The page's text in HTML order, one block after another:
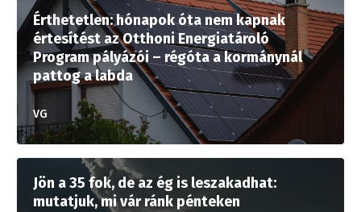
Érthetetlen: hónapok óta nem kapnak
értesítést az Otthoni Energiatároló
Program pályázói – régóta a kormánynál
pattog a labda
VG
Jön a 35 fok, de az ég is leszakadhat:
mutatjuk, mi vár ránk pénteken